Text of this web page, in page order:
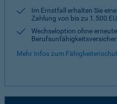
Im Ernstfall erhalten Sie
Zahlung von bis zu 1.500
Wechseloption ohne
Mehr Infos zum